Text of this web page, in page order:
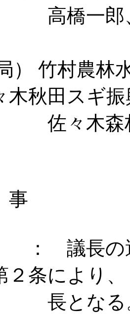
、田口
陽
竹村農林
木秋田スギ
林整備
長の選出
２条により
。」こ